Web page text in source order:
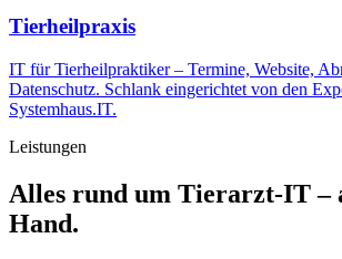
Tierheilpraxis
IT für Tierheilpraktiker – Termine, Website,
Datenschutz. Schlank eingerichtet von den
Systemhaus.IT.
Leistungen
Alles rund um Tierarzt-IT –
Hand.